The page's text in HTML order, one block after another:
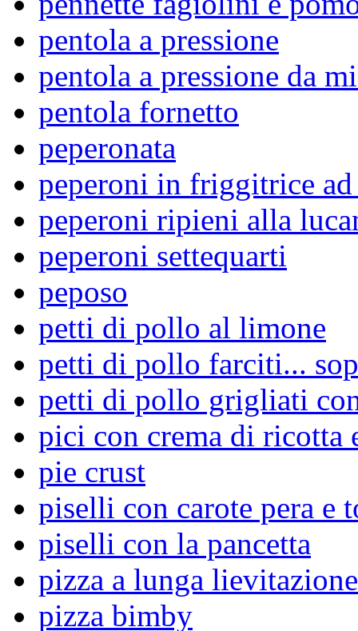
pentola a pressione
pentola a pressione da
pentola fornetto
peperonata
peperoni in friggitrice ad
peperoni ripieni alla
peperoni settequarti
peposo
petti di pollo al limone
petti di pollo farciti...
petti di pollo grigliati
pici con crema di ricotta
pie crust
piselli con carote pera e
piselli con la pancetta
pizza a lunga lievitazione
pizza bimby